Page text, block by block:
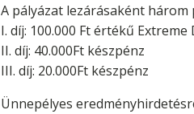
A pályázat lezárásaként három
I. díj: 100.000 Ft értékű
II. díj: 40.000Ft készpénz
III. díj: 20.000Ft készpénz
Ünnepélyes